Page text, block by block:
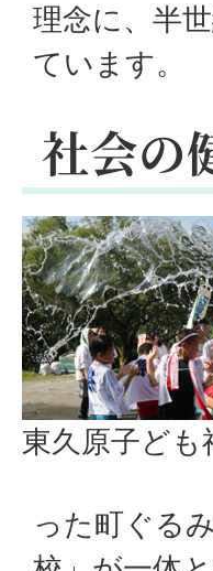
理念に、半
ています。
社会の
東久原子ども
った町ぐる